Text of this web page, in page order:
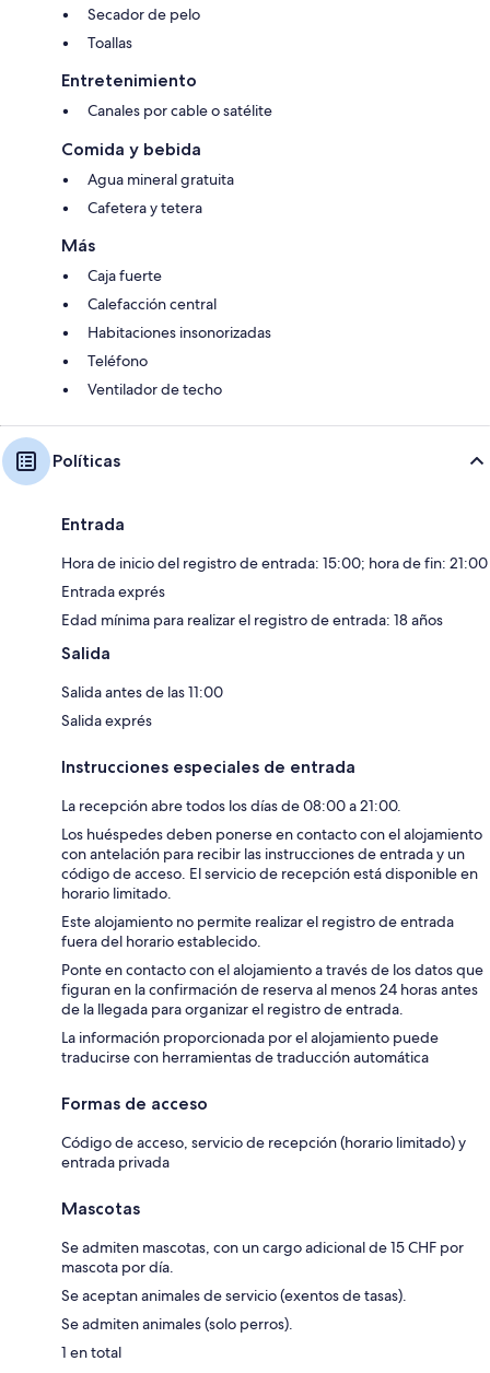
Secador de pelo
Toallas
Entretenimiento
Canales por cable o satélite
Comida y bebida
Agua mineral gratuita
Cafetera y tetera
Más
Caja fuerte
Calefacción central
Habitaciones insonorizadas
Teléfono
Ventilador de techo
Políticas
Entrada
Hora de inicio del registro de entrada: 15:00; hora de fin: 21:00
Entrada exprés
Edad mínima para realizar el registro de entrada: 18 años
Salida
Salida antes de las 11:00
Salida exprés
Instrucciones especiales de entrada
La recepción abre todos los días de 08:00 a 21:00.
Los huéspedes deben ponerse en contacto con el alojamiento
con antelación para recibir las instrucciones de entrada y un
código de acceso. El servicio de recepción está disponible en
horario limitado.
Este alojamiento no permite realizar el registro de entrada
fuera del horario establecido.
Ponte en contacto con el alojamiento a través de los datos que
figuran en la confirmación de reserva al menos 24 horas antes
de la llegada para organizar el registro de entrada.
La información proporcionada por el alojamiento puede
traducirse con herramientas de traducción automática
Formas de acceso
Código de acceso, servicio de recepción (horario limitado) y
entrada privada
Mascotas
Se admiten mascotas, con un cargo adicional de 15 CHF por
mascota por día.
Se aceptan animales de servicio (exentos de tasas).
Se admiten animales (solo perros).
1 en total